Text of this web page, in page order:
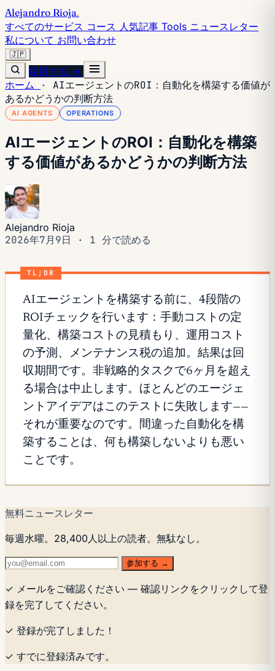
Alejandro Rioja.
すべてのサービス コース 人気記事 Tools ニュースレター
私について お問い合わせ
🇯🇵
採用する →
ホーム ·
AIエージェントのROI：自動化を構築する価値が
あるかどうかの判断方法
AI AGENTS OPERATIONS
AIエージェントのROI：自動化を構築
する価値があるかどうかの判断方法
Alejandro Rioja
2026年7月9日 · 1 分で読める
TL;DR
AIエージェントを構築する前に、4段階の
ROIチェックを行います：手動コストの定
量化、構築コストの見積もり、運用コスト
の予測、メンテナンス税の追加。結果は回
収期間です。非戦略的タスクで6ヶ月を超え
る場合は中止します。ほとんどのエージェ
ントアイデアはこのテストに失敗します——
それが重要なのです。間違った自動化を構
築することは、何も構築しないよりも悪い
ことです。
無料ニュースレター
毎週水曜。28,400人以上の読者。無駄なし。
参加する →
✓ メールをご確認ください — 確認リンクをクリックして登
録を完了してください。
✓ 登録が完了しました！
✓ すでに登録済みです。